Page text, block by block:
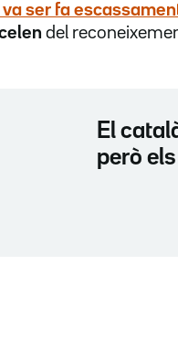
ser fa
del
El
però